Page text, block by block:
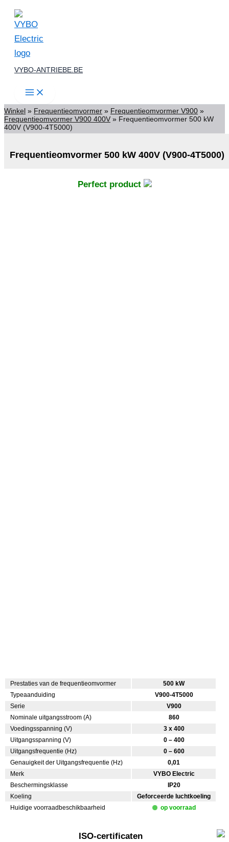
Spring
naar
inhoud
VYBO-ANTRIEBE.BE
Winkel » Frequentieomvormer » Frequentieomvormer V900 »
Frequentieomvormer V900 400V » Frequentieomvormer 500 kW
400V (V900-4T5000)
Frequentieomvormer 500 kW 400V (V900-4T5000)
Perfect product
Prestaties van de frequentieomvormer
500 kW
Typeaanduiding
V900-4T5000
Serie
V900
Nominale uitgangsstroom (A)
860
Voedingsspanning (V)
3 x 400
Uitgangsspanning (V)
0 – 400
Uitgangsfrequentie (Hz)
0 – 600
Genauigkeit der Uitgangsfrequentie (Hz)
0,01
Merk
VYBO Electric
Beschermingsklasse
IP20
Koeling
Geforceerde luchtkoeling
Huidige voorraadbeschikbaarheid
op voorraad
ISO-certificaten